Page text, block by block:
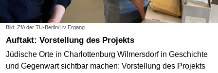
Bild: ZfA der TU-Berlin/Liv Ergang
Auftakt: Vorstellung des Projekts
Jüdische Orte in Charlottenburg Wilmersdorf in Geschichte
und Gegenwart sichtbar machen: Vorstellung des Projekts